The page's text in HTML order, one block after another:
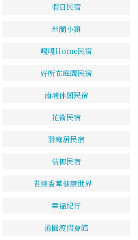
假日民宿
米蘭小鎮
嘎嘎Home民宿
好所在庭園民宿
南埔休閒民宿
花術民宿
羽庭居民宿
佶椰民宿
君達香草健康世界
幸福紀行
函園渡假會館